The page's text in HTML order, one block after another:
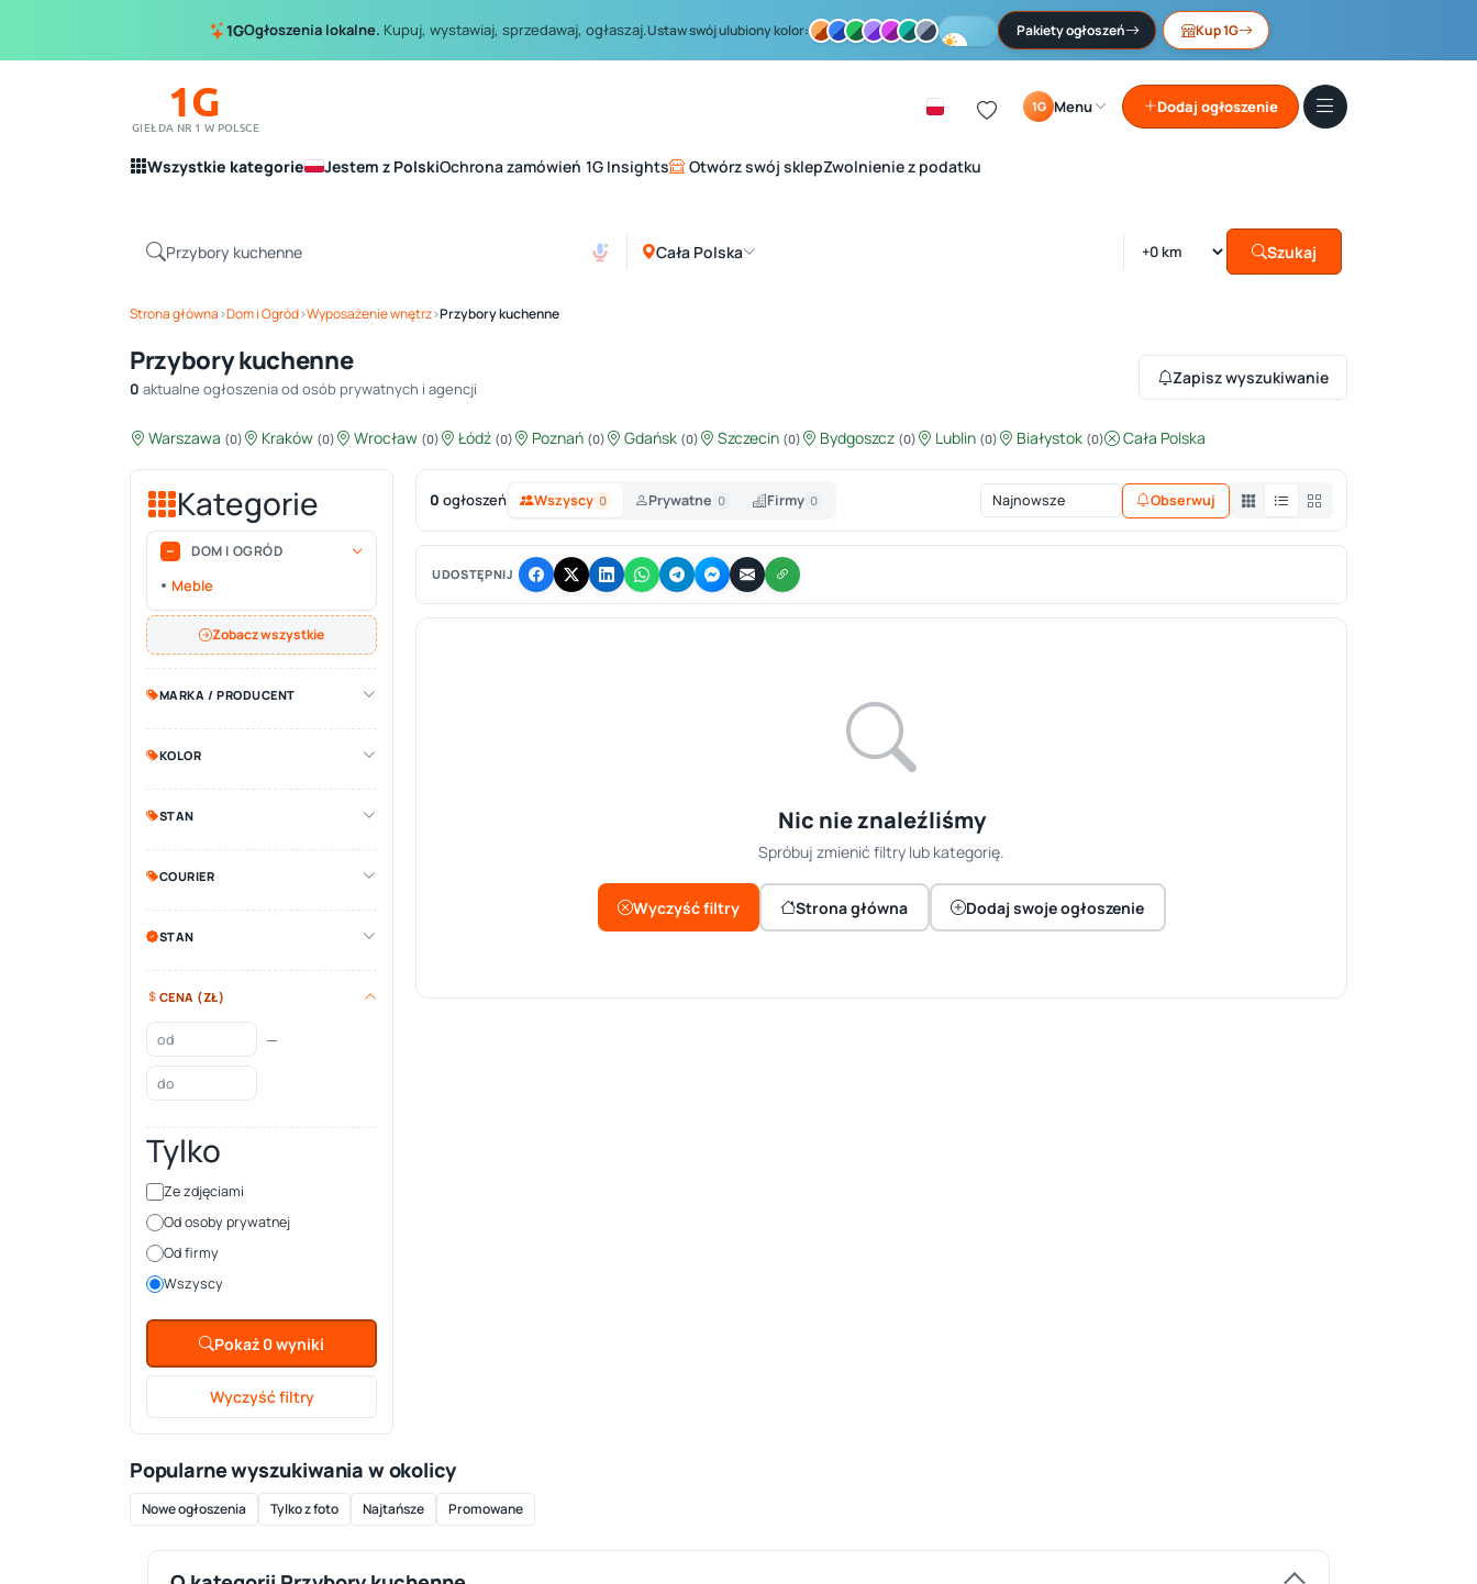
1GOgłoszenia lokalne. Kupuj, wystawiaj, sprzedawaj, ogłaszaj.Ustaw swój ulubiony kolor: Pakiety ogłoszeń Kup 1G
1G
GIEŁDA NR 1 W POLSCE
1G Menu Dodaj ogłoszenie
Wszystkie kategorie Jestem z PolskiOchrona zamówień 1G Insights Otwórz swój sklepZwolnienie z podatku
Cała Polska Szukaj
Strona główna›Dom i Ogród›Wyposażenie wnętrz›Przybory kuchenne
Przybory kuchenne
0 aktualne ogłoszenia od osób prywatnych i agencji
Zapisz wyszukiwanie
Warszawa (0) Kraków (0) Wrocław (0) Łódź (0) Poznań (0) Gdańsk (0) Szczecin (0) Bydgoszcz (0) Lublin (0) Białystok (0) Cała Polska
Kategorie
DOM I OGRÓD
Meble
Zobacz wszystkie
MARKA / PRODUCENT
KOLOR
STAN
COURIER
STAN
CENA (ZŁ)
—
Tylko
Ze zdjęciami
Od osoby prywatnej
Od firmy
Wszyscy
Pokaż 0 wyniki
Wyczyść filtry
0 ogłoszeń Wszyscy 0 Prywatne 0 Firmy 0 Obserwuj
UDOSTĘPNIJ
Nic nie znaleźliśmy
Spróbuj zmienić filtry lub kategorię.
Wyczyść filtry Strona główna Dodaj swoje ogłoszenie
Popularne wyszukiwania w okolicy
Nowe ogłoszenia Tylko z foto Najtańsze Promowane